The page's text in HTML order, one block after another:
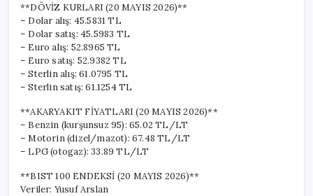
**DÖVİZ KURLARI (20 MAYIS 2026)**
– Dolar alış: 45.5831 TL
– Dolar satış: 45.5983 TL
– Euro alış: 52.8965 TL
– Euro satış: 52.9382 TL
– Sterlin alış: 61.0795 TL
– Sterlin satış: 61.1254 TL
**AKARYAKIT FİYATLARI (20 MAYIS 2026)**
– Benzin (kurşunsuz 95): 65.02 TL/LT
– Motorin (dizel/mazot): 67.48 TL/LT
– LPG (otogaz): 33.89 TL/LT
**BIST 100 ENDEKSİ (20 MAYIS 2026)**
Veriler: Yusuf Arslan